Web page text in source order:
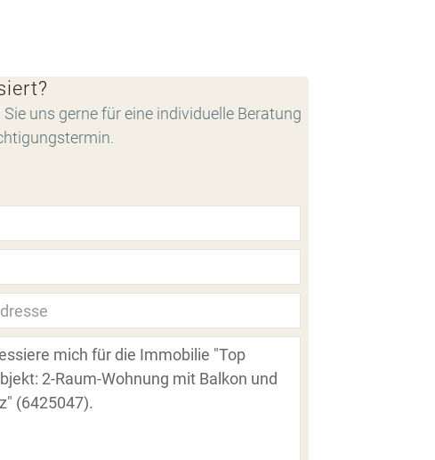
Sie uns gerne für eine individuelle Beratung